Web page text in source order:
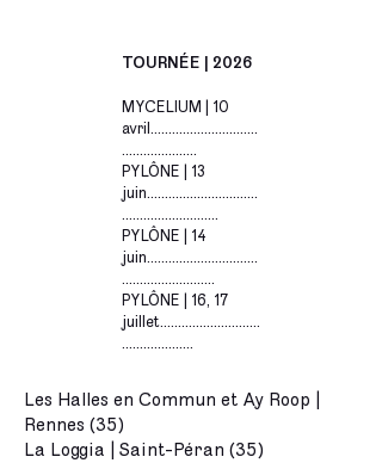
TOURNÉE | 2026
MYCELIUM | 10
avril..............................
.....................
PYLÔNE | 13
juin...............................
...........................
PYLÔNE | 14
juin...............................
..........................
PYLÔNE | 16, 17
juillet............................
....................
Les Halles en Commun et Ay Roop |
Rennes (35)
La Loggia | Saint-Péran (35)